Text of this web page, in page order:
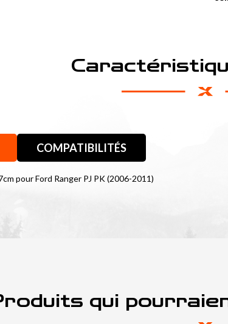
COMPATIBILITÉS
pour Ford Ranger PJ PK (2006-2011)
qui